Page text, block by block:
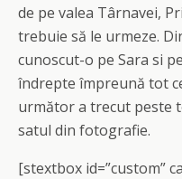
de pe valea Târnavei,
trebuie să le urmeze.
cunoscut-o pe Sara si
îndrepte împreună tot
următor a trecut peste
satul din fotografie.
[stextbox id=”custom”